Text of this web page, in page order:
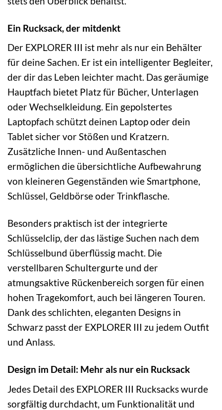
Ein Rucksack, der mitdenkt
Der EXPLORER III ist mehr als nur ein Behälter
für deine Sachen. Er ist ein intelligenter Begleiter,
der dir das Leben leichter macht. Das geräumige
Hauptfach bietet Platz für Bücher, Unterlagen
oder Wechselkleidung. Ein gepolstertes
Laptopfach schützt deinen Laptop oder dein
Tablet sicher vor Stößen und Kratzern.
Zusätzliche Innen- und Außentaschen
ermöglichen die übersichtliche Aufbewahrung
von kleineren Gegenständen wie Smartphone,
Schlüssel, Geldbörse oder Trinkflasche.
Besonders praktisch ist der integrierte
Schlüsselclip, der das lästige Suchen nach dem
Schlüsselbund überflüssig macht. Die
verstellbaren Schultergurte und der
atmungsaktive Rückenbereich sorgen für einen
hohen Tragekomfort, auch bei längeren Touren.
Dank des schlichten, eleganten Designs in
Schwarz passt der EXPLORER III zu jedem Outfit
und Anlass.
Design im Detail: Mehr als nur ein Rucksack
Jedes Detail des EXPLORER III Rucksacks wurde
sorgfältig durchdacht, um Funktionalität und